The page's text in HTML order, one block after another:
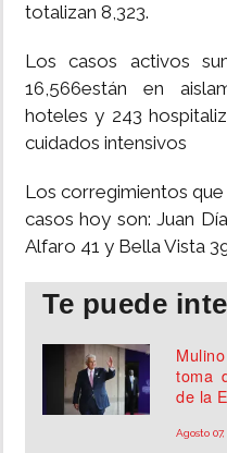
totalizan 8,323.
Los casos activos
16,566están en
hoteles y 243
cuidados intensivos
Los corregimientos
casos hoy son: Juan
Alfaro 41 y Bella Vista
Te puede
toma
de la
Agosto 07,